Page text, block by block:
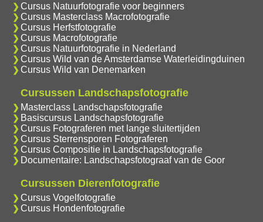
Cursus Natuurfotografie voor beginners
Cursus Masterclass Macrofotografie
Cursus Herfstfotografie
Cursus Macrofotografie
Cursus Natuurfotografie in Nederland
Cursus Wild van de Amsterdamse Waterleidingduinen
Cursus Wild van Denemarken
Cursussen Landschapsfotografie
Masterclass Landschapsfotografie
Basiscursus Landschapsfotografie
Cursus Fotograferen met lange sluitertijden
Cursus Sterrensporen Fotograferen
Cursus Compositie in Landschapsfotografie
Documentaire: Landschapsfotograaf van de Goor
Cursussen Dierenfotografie
Cursus Vogelfotografie
Cursus Hondenfotografie